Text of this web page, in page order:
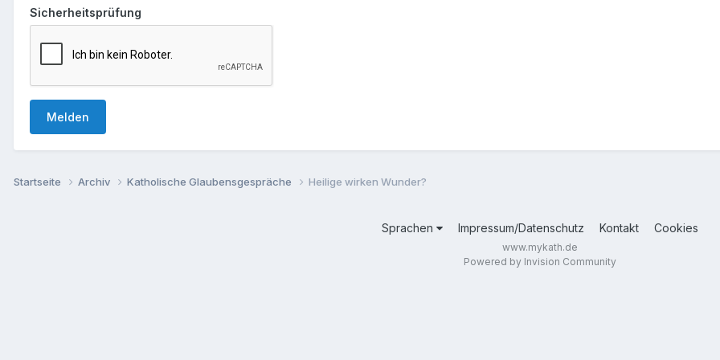
Sicherheitsprüfung
Melden
Startseite Archiv Katholische Glaubensgespräche Heilige wirken Wunder?
Sprachen Impressum/Datenschutz Kontakt Cookies
www.mykath.de
Powered by Invision Community